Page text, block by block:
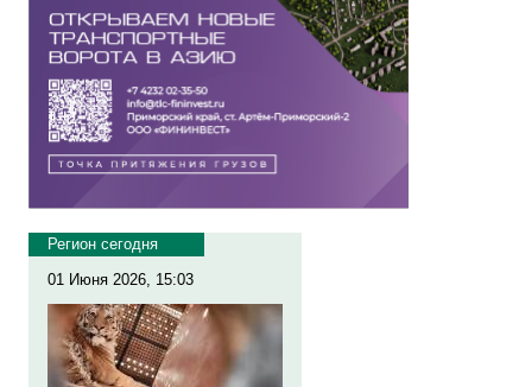
Регион сегодня
01 Июня 2026, 15:03